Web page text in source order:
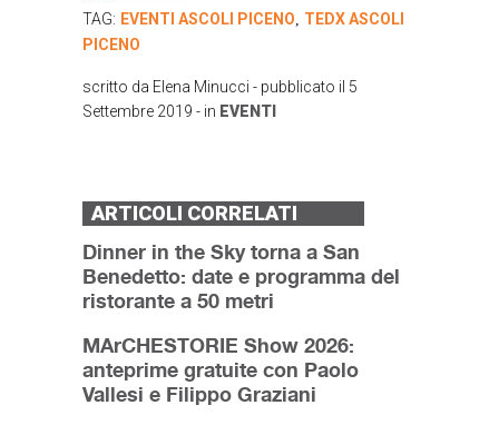
TAG: EVENTI ASCOLI PICENO, TEDX ASCOLI
PICENO
scritto da Elena Minucci - pubblicato il 5
Settembre 2019 - in EVENTI
ARTICOLI CORRELATI
Dinner in the Sky torna a San
Benedetto: date e programma del
ristorante a 50 metri
MArCHESTORIE Show 2026:
anteprime gratuite con Paolo
Vallesi e Filippo Graziani